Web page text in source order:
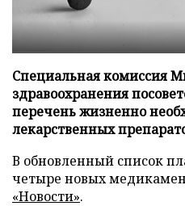
Специальная комиссия
здравоохранения
перечень жизненно
лекарственных
В обновленный список
четыре новых
«Новости».